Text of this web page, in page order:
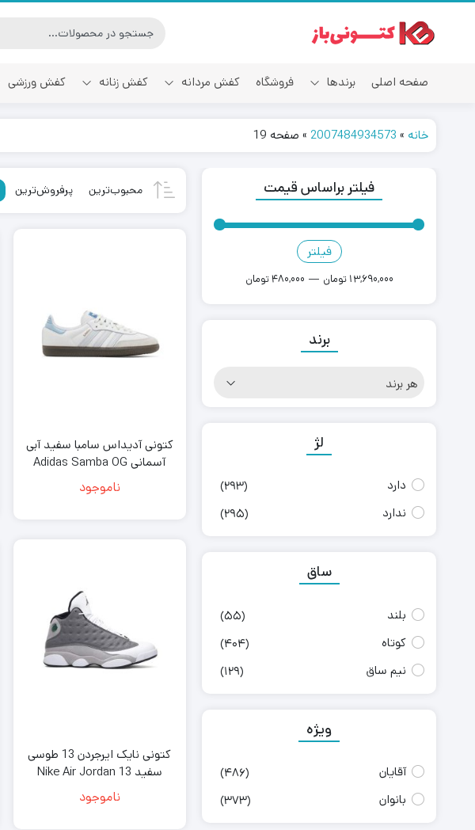
صفحه اصلی برندها فروشگاه کفش مردانه کفش زنانه کفش ورزشی
خانه »
2007484934573
» صفحه 19
محبوب‌ترین پرفروش‌ترین
کتونى آدیداس سامبا سفید آبی
آسمانی Adidas Samba OG
White Halo Blue
ناموجود
کتونی نایک ایرجردن 13 طوسی
سفید Nike Air Jordan 13
Retro Atmosphere Grey
ناموجود
فیلتر براساس قیمت
فیلتر
480,000 تومان — 13,690,000 تومان
برند
هر برند
لژ
دارد
(293)
ندارد
(295)
ساق
بلند
(55)
کوتاه
(404)
نیم ساق
(129)
ویژه
آقایان
(486)
بانوان
(373)